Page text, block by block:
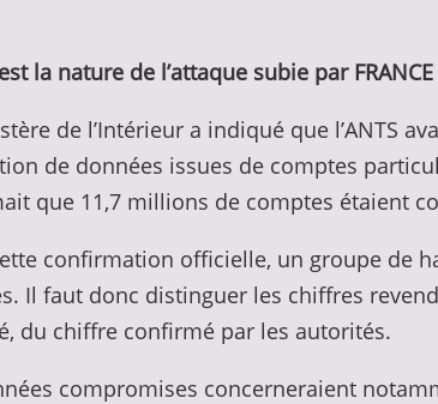
la nature de l’attaque subie par FRANCE
de l’Intérieur a indiqué que l’ANTS
de données issues de comptes
que 11,7 millions de comptes étaient
confirmation officielle, un groupe de
Il faut donc distinguer les chiffres
du chiffre confirmé par les autorités.
compromises concerneraient